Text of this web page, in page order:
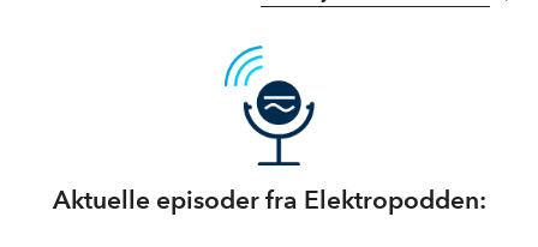
Aktuelle episoder fra Elektropodden: